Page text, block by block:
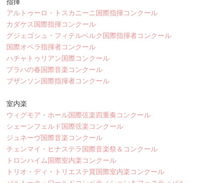
アルトゥーロ・トスカニーニ国際指揮コンクール
カダケス国際指揮コンクール
グジェゴシュ・フィテルベルク国際指揮者コンクール
国際オペラ指揮者コンクール
ハチャトゥリアン国際コンクール
プラハの春国際音楽コンクール
ブザンソン国際指揮者コンクール
室内楽
ウィグモア・ホール国際弦楽四重奏コンクール
シェーンフェルド国際弦楽コンクール
ジュネーヴ国際音楽コンクール
チェンマイ・ヒナステラ国際音楽祭＆コンクール
トロンハイム国際室内楽コンクール
トリオ・ディ・トリエステ賞国際室内楽コンクール